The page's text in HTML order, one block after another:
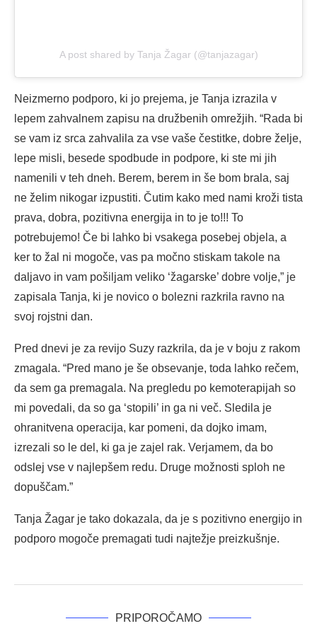
A post shared by Tanja Žagar (@tanjazagar)
Neizmerno podporo, ki jo prejema, je Tanja izrazila v
lepem zahvalnem zapisu na družbenih omrežjih. “Rada bi
se vam iz srca zahvalila za vse vaše čestitke, dobre želje,
lepe misli, besede spodbude in podpore, ki ste mi jih
namenili v teh dneh. Berem, berem in še bom brala, saj
ne želim nikogar izpustiti. Čutim kako med nami kroži tista
prava, dobra, pozitivna energija in to je to!!! To
potrebujemo! Če bi lahko bi vsakega posebej objela, a
ker to žal ni mogoče, vas pa močno stiskam takole na
daljavo in vam pošiljam veliko ‘žagarske’ dobre volje,” je
zapisala Tanja, ki je novico o bolezni razkrila ravno na
svoj rojstni dan.
Pred dnevi je za revijo Suzy razkrila, da je v boju z rakom
zmagala. “Pred mano je še obsevanje, toda lahko rečem,
da sem ga premagala. Na pregledu po kemoterapijah so
mi povedali, da so ga ‘stopili’ in ga ni več. Sledila je
ohranitvena operacija, kar pomeni, da dojko imam,
izrezali so le del, ki ga je zajel rak. Verjamem, da bo
odslej vse v najlepšem redu. Druge možnosti sploh ne
dopuščam.”
Tanja Žagar je tako dokazala, da je s pozitivno energijo in
podporo mogoče premagati tudi najtežje preizkušnje.
PRIPOROČAMO